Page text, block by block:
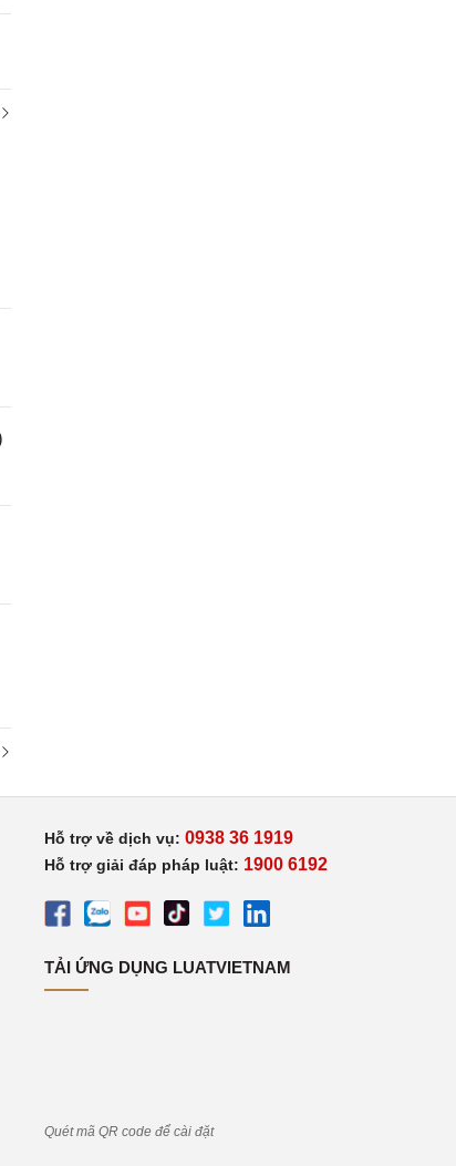
Hỗ trợ về dịch vụ: 0938 36 1919
Hỗ trợ giải đáp pháp luật: 1900 6192
TẢI ỨNG DỤNG LUATVIETNAM
Quét mã QR code để cài đặt